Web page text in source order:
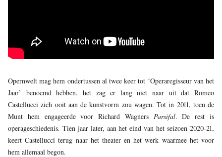
MUNT
STEUN
Opernwelt mag hem ondertussen al twee keer tot ‘Operaregisseur van het
Jaar’ benoemd hebben, het zag er lang niet naar uit dat Romeo
Castellucci zich ooit aan de kunstvorm zou wagen. Tot in 2011, toen de
Munt hem engageerde voor Richard Wagners Parsifal. De rest is
operageschiedenis. Tien jaar later, aan het eind van het seizoen 2020-21,
keert Castellucci terug naar het theater en het werk waarmee het voor
hem allemaal begon.